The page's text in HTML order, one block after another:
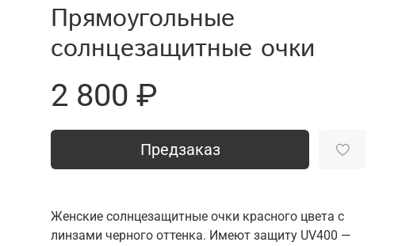
Прямоугольные
солнцезащитные очки
2 800 ₽
Предзаказ
Женские солнцезащитные очки красного цвета с
линзами черного оттенка. Имеют защиту UV400 —